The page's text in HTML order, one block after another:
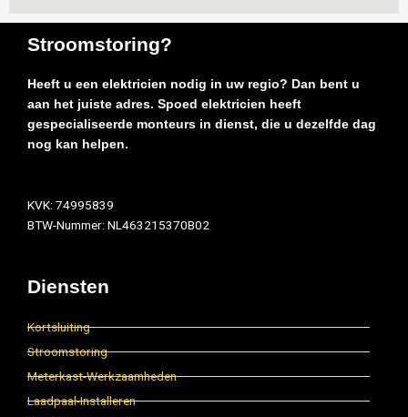
Stroomstoring?
Heeft u een elektricien nodig in uw regio? Dan bent u
aan het juiste adres. Spoed elektricien heeft
gespecialiseerde monteurs in dienst, die u dezelfde dag
nog kan helpen.
KVK: 74995839
BTW-Nummer: NL463215370B02
Diensten
Kortsluiting
Stroomstoring
Meterkast-Werkzaamheden
Laadpaal-Installeren